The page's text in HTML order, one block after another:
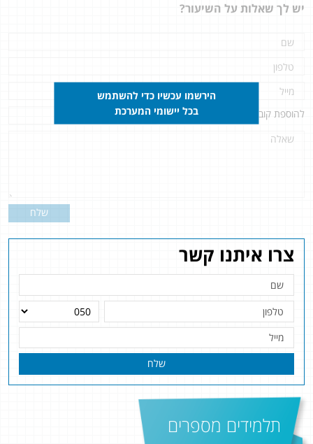
צרו איתנו קשר
שלח
תלמידים מספרים
יש לך שאלות על השיעור?
להוספת קובץ
שלח
הירשמו עכשיו כדי להשתמש
בכל יישומי המערכת